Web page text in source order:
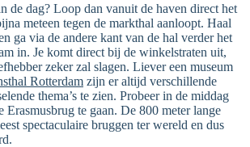
de dag? Loop dan vanuit de haven direct het
meteen tegen de markthal aanloopt. Haal
ga via de andere kant van de hal verder het
in. Je komt direct bij de winkelstraten uit,
zeker zal slagen. Liever een museum
Rotterdam zijn er altijd verschillende
thema’s te zien. Probeer in de middag
Erasmusbrug te gaan. De 800 meter lange
spectaculaire bruggen ter wereld en dus